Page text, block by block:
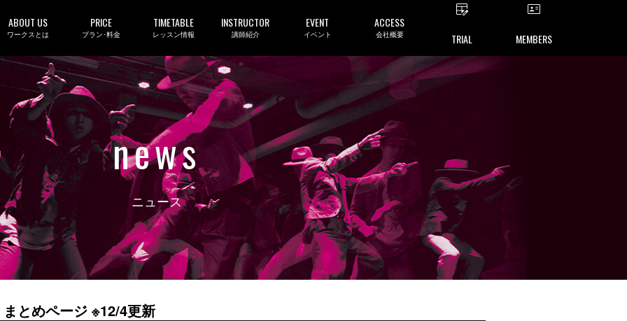
ABOUT US
ワークスとは
PRICE
プラン･料金
TIMETABLE
レッスン情報
INSTRUCTOR
講師紹介
EVENT
イベント
ACCESS
会社概要 TRIAL MEMBERS
news
ニュース
まとめページ ※12/4更新